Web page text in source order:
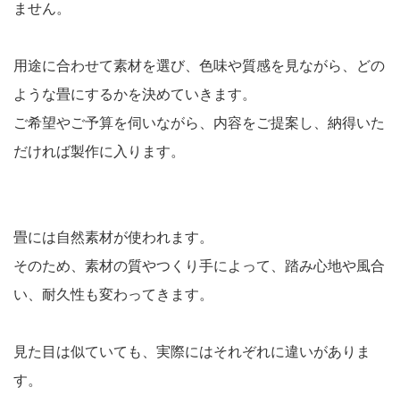
ません。
用途に合わせて素材を選び、色味や質感を見ながら、どの
ような畳にするかを決めていきます。
ご希望やご予算を伺いながら、内容をご提案し、納得いた
だければ製作に入ります。
畳には自然素材が使われます。
そのため、素材の質やつくり手によって、踏み心地や風合
い、耐久性も変わってきます。
見た目は似ていても、実際にはそれぞれに違いがありま
す。